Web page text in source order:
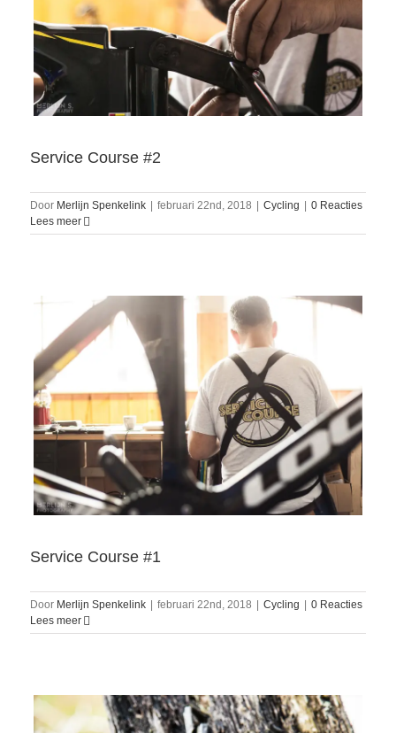
Service Course #2
Door Merlijn Spenkelink februari 22nd, 2018 Cycling
0 Reacties
Lees meer
Service Course #1
Door Merlijn Spenkelink februari 22nd, 2018 Cycling
0 Reacties
Lees meer